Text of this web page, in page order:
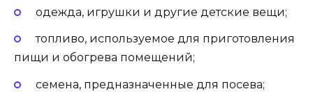
одежда, игрушки и другие детские вещи;
топливо, используемое для приготовления
пищи и обогрева помещений;
семена, предназначенные для посева;